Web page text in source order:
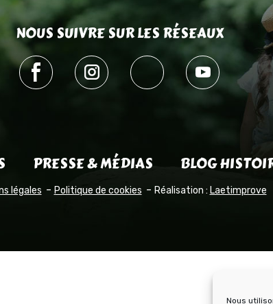
Nous
NOUS SUIVRE SUR LES RÉSEAUX
PRESSE & MÉDIAS BLOG
légales Politique de cookies Réalisation : Laetimprove